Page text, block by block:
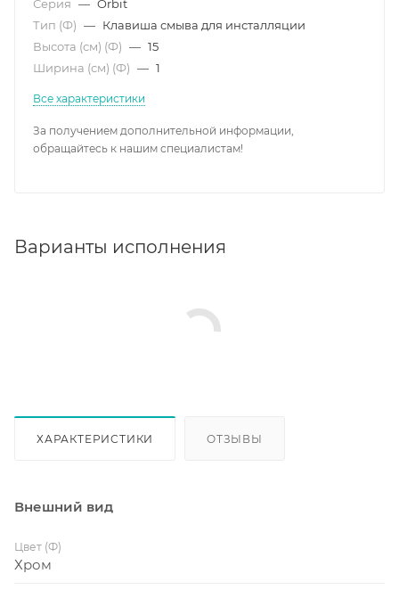
Серия — Orbit
Тип (Ф) — Клавиша смыва для инсталляции
Высота (см) (Ф) — 15
Ширина (см) (Ф) — 1
Все характеристики
За получением дополнительной информации,
обращайтесь к нашим специалистам!
Варианты исполнения
ХАРАКТЕРИСТИКИ ОТЗЫВЫ
Внешний вид
Цвет (Ф)
Хром